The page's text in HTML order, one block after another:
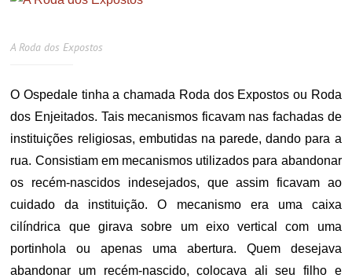
A Roda dos Expostos
O Ospedale tinha a chamada Roda dos Expostos ou Roda
dos Enjeitados. Tais mecanismos ficavam nas fachadas de
instituições religiosas, embutidas na parede, dando para a
rua. Consistiam em mecanismos utilizados para abandonar
os recém-nascidos indesejados, que assim ficavam ao
cuidado da instituição. O mecanismo era uma caixa
cilíndrica que girava sobre um eixo vertical com uma
portinhola ou apenas uma abertura. Quem desejava
abandonar um recém-nascido, colocava ali seu filho e